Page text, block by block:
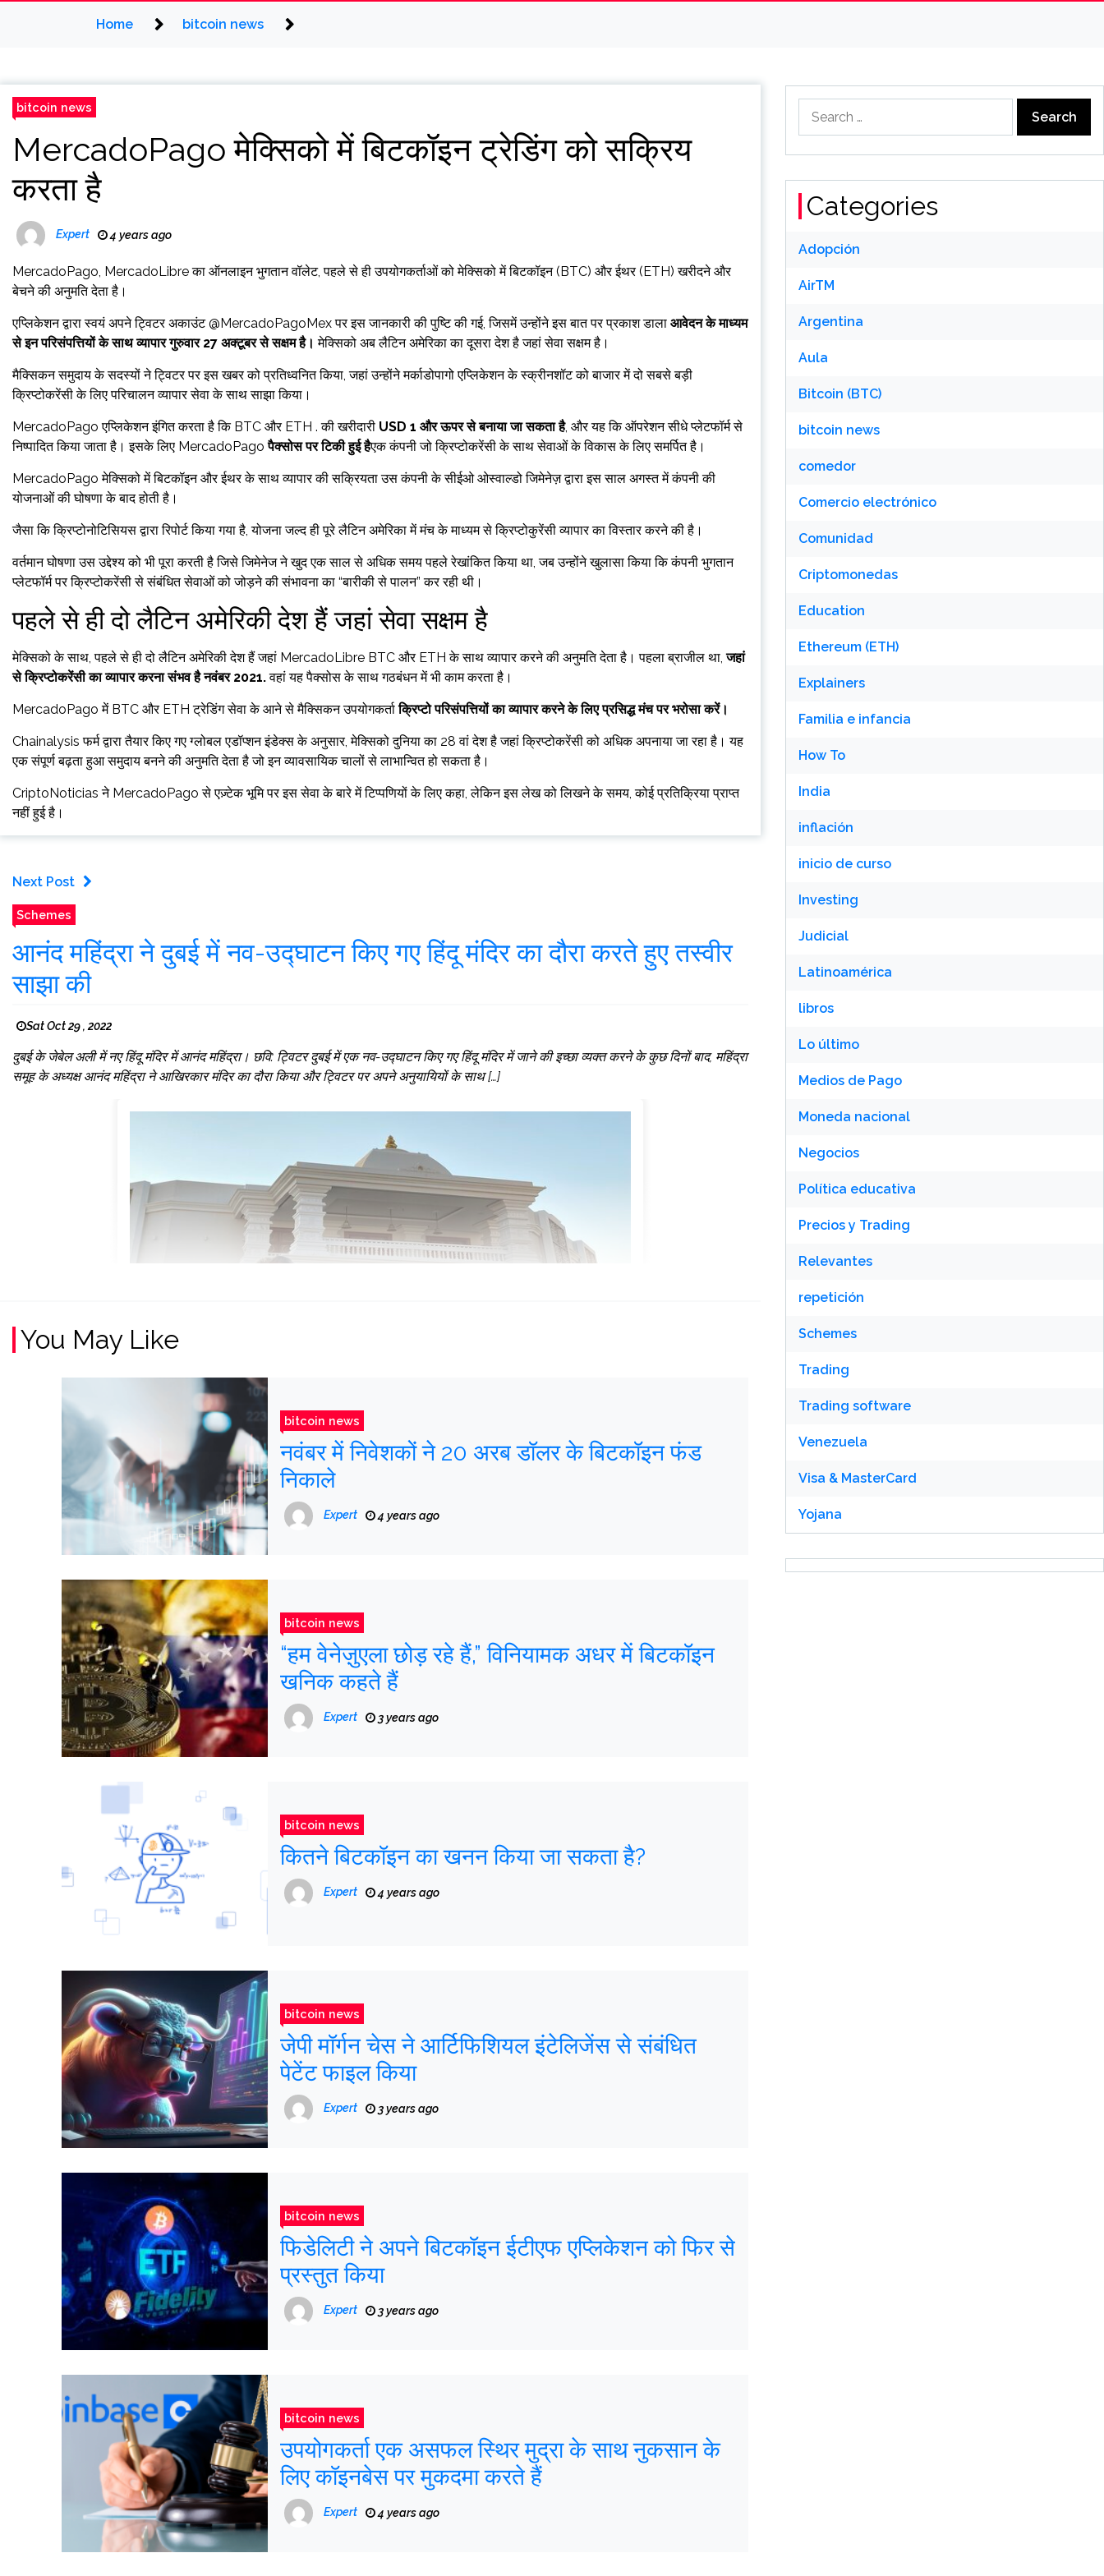
Home bitcoin news
bitcoin news
MercadoPago मेक्सिको में बिटकॉइन ट्रेडिंग को सक्रिय
करता है
Expert 4 years ago
MercadoPago, MercadoLibre का ऑनलाइन भुगतान वॉलेट, पहले से ही उपयोगकर्ताओं को मेक्सिको में बिटकॉइन (BTC) और ईथर (ETH) खरीदने और
बेचने की अनुमति देता है।
एप्लिकेशन द्वारा स्वयं अपने ट्विटर अकाउंट @MercadoPagoMex पर इस जानकारी की पुष्टि की गई, जिसमें उन्होंने इस बात पर प्रकाश डाला आवेदन के माध्यम
से इन परिसंपत्तियों के साथ व्यापार गुरुवार 27 अक्टूबर से सक्षम है। मेक्सिको अब लैटिन अमेरिका का दूसरा देश है जहां सेवा सक्षम है।
मैक्सिकन समुदाय के सदस्यों ने ट्विटर पर इस खबर को प्रतिध्वनित किया, जहां उन्होंने मर्काडोपागो एप्लिकेशन के स्क्रीनशॉट को बाजार में दो सबसे बड़ी
क्रिप्टोकरेंसी के लिए परिचालन व्यापार सेवा के साथ साझा किया।
MercadoPago एप्लिकेशन इंगित करता है कि BTC और ETH . की खरीदारी USD 1 और ऊपर से बनाया जा सकता है, और यह कि ऑपरेशन सीधे प्लेटफॉर्म से
निष्पादित किया जाता है। इसके लिए MercadoPagoपैक्सोस पर टिकी हुई हैएक कंपनी जो क्रिप्टोकरेंसी के साथ सेवाओं के विकास के लिए समर्पित है।
MercadoPago मेक्सिको में बिटकॉइन और ईथर के साथ व्यापार की सक्रियता उस कंपनी के सीईओ ओस्वाल्डो जिमेनेज़ द्वारा इस साल अगस्त में कंपनी की
योजनाओं की घोषणा के बाद होती है।
जैसा कि क्रिप्टोनोटिसियस द्वारा रिपोर्ट किया गया है, योजना जल्द ही पूरे लैटिन अमेरिका में मंच के माध्यम से क्रिप्टोकुरेंसी व्यापार का विस्तार करने की है।
वर्तमान घोषणा उस उद्देश्य को भी पूरा करती है जिसे जिमेनेज ने खुद एक साल से अधिक समय पहले रेखांकित किया था, जब उन्होंने खुलासा किया कि कंपनी भुगतान
प्लेटफॉर्म पर क्रिप्टोकरेंसी से संबंधित सेवाओं को जोड़ने की संभावना का “बारीकी से पालन” कर रही थी।
पहले से ही दो लैटिन अमेरिकी देश हैं जहां सेवा सक्षम है
मेक्सिको के साथ, पहले से ही दो लैटिन अमेरिकी देश हैं जहां MercadoLibre BTC और ETH के साथ व्यापार करने की अनुमति देता है। पहला ब्राजील था,जहां
से क्रिप्टोकरेंसी का व्यापार करना संभव हैनवंबर 2021.वहां यह पैक्सोस के साथ गठबंधन में भी काम करता है।
MercadoPago में BTC और ETH ट्रेडिंग सेवा के आने से मैक्सिकन उपयोगकर्ताक्रिप्टो परिसंपत्तियों का व्यापार करने के लिए प्रसिद्ध मंच पर भरोसा करें।
Chainalysis फर्म द्वारा तैयार किए गए ग्लोबल एडॉप्शन इंडेक्स के अनुसार, मेक्सिको दुनिया का 28 वां देश है जहां क्रिप्टोकरेंसी को अधिक अपनाया जा रहा है। यह
एक संपूर्ण बढ़ता हुआ समुदाय बनने की अनुमति देता है जो इन व्यावसायिक चालों से लाभान्वित हो सकता है।
CriptoNoticias ने MercadoPago से एज़्टेक भूमि पर इस सेवा के बारे में टिप्पणियों के लिए कहा, लेकिन इस लेख को लिखने के समय, कोई प्रतिक्रिया प्राप्त
नहीं हुई है।
Next Post
Schemes
आनंद महिंद्रा ने दुबई में नव-उद्घाटन किए गए हिंदू मंदिर का दौरा करते हुए तस्वीर
साझा की
Sat Oct 29 , 2022
दुबई के जेबेल अली में नए हिंदू मंदिर में आनंद महिंद्रा। छवि: ट्विटर दुबई में एक नव-उद्घाटन किए गए हिंदू मंदिर में जाने की इच्छा व्यक्त करने के कुछ दिनों बाद, महिंद्रा
समूह के अध्यक्ष आनंद महिंद्रा ने आखिरकार मंदिर का दौरा किया और ट्विटर पर अपने अनुयायियों के साथ […]
You May Like
bitcoin news
नवंबर में निवेशकों ने 20 अरब डॉलर के बिटकॉइन फंड
निकाले
Expert 4 years ago
bitcoin news
“हम वेनेज़ुएला छोड़ रहे हैं,” विनियामक अधर में बिटकॉइन
खनिक कहते हैं
Expert 3 years ago
bitcoin news
कितने बिटकॉइन का खनन किया जा सकता है?
Expert 4 years ago
bitcoin news
जेपी मॉर्गन चेस ने आर्टिफिशियल इंटेलिजेंस से संबंधित
पेटेंट फाइल किया
Expert 3 years ago
bitcoin news
फिडेलिटी ने अपने बिटकॉइन ईटीएफ एप्लिकेशन को फिर से
प्रस्तुत किया
Expert 3 years ago
bitcoin news
उपयोगकर्ता एक असफल स्थिर मुद्रा के साथ नुकसान के
लिए कॉइनबेस पर मुकदमा करते हैं
Expert 4 years ago
for:
Categories
Adopción
AirTM
Argentina
Aula
Bitcoin (BTC)
bitcoin news
comedor
Comercio electrónico
Comunidad
Criptomonedas
Education
Ethereum (ETH)
Explainers
Familia e infancia
How To
India
inflación
inicio de curso
Investing
Judicial
Latinoamérica
libros
Lo último
Medios de Pago
Moneda nacional
Negocios
Política educativa
Precios y Trading
Relevantes
repetición
Schemes
Trading
Trading software
Venezuela
Visa & MasterCard
Yojana